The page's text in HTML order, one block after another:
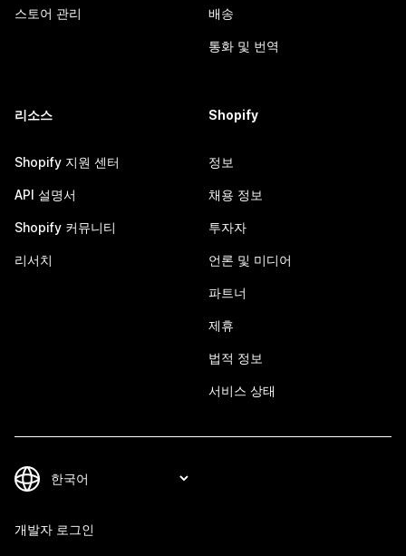
스토어 관리 배송
통화 및 번역
리소스
Shopify 지원 센터
API 설명서
Shopify 커뮤니티
리서치
Shopify
정보
채용 정보
투자자
언론 및 미디어
파트너
제휴
법적 정보
서비스 상태
개발자 로그인